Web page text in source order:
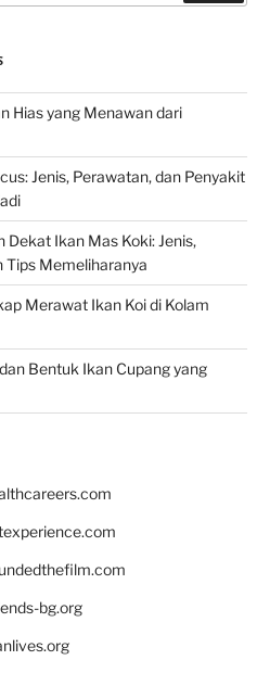
Hias yang Menawan dari
Jenis, Perawatan, dan Penyakit
Dekat Ikan Mas Koki: Jenis,
Tips Memeliharanya
Merawat Ikan Koi di Kolam
Bentuk Ikan Cupang yang
bg.org